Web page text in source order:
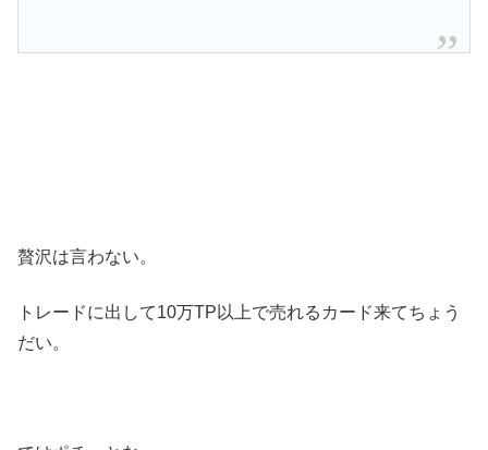
贅沢は言わない。
トレードに出して10万TP以上で売れるカード来てちょう
だい。